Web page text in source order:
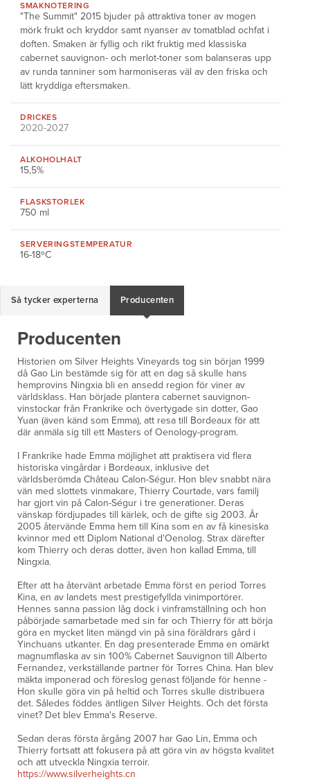
SMAKNOTERING
"The Summit" 2015 bjuder på attraktiva toner av mogen
mörk frukt och kryddor samt nyanser av tomatblad ochfat i
doften. Smaken är fyllig och rikt fruktig med klassiska
cabernet sauvignon- och merlot-toner som balanseras upp
av runda tanniner som harmoniseras väl av den friska och
lätt kryddiga eftersmaken.
DRICKES
2020-2027
ALKOHOLHALT
15,5%
FLASKSTORLEK
750 ml
SERVERINGSTEMPERATUR
16-18ºC
Så tycker experterna Producenten
Producenten
Historien om Silver Heights Vineyards tog sin början 1999
då Gao Lin bestämde sig för att en dag så skulle hans
hemprovins Ningxia bli en ansedd region för viner av
världsklass. Han började plantera cabernet sauvignon-
vinstockar från Frankrike och övertygade sin dotter, Gao
Yuan (även känd som Emma), att resa till Bordeaux för att
där anmäla sig till ett Masters of Oenology-program.
I Frankrike hade Emma möjlighet att praktisera vid flera
historiska vingårdar i Bordeaux, inklusive det
världsberömda Château Calon-Ségur. Hon blev snabbt nära
vän med slottets vinmakare, Thierry Courtade, vars familj
har gjort vin på Calon-Ségur i tre generationer. Deras
vänskap fördjupades till kärlek, och de gifte sig 2003. År
2005 återvände Emma hem till Kina som en av få kinesiska
kvinnor med ett Diplom National d'Oenolog. Strax därefter
kom Thierry och deras dotter, även hon kallad Emma, till
Ningxia.
Efter att ha återvänt arbetade Emma först en period Torres
Kina, en av landets mest prestigefyllda vinimportörer.
Hennes sanna passion låg dock i vinframställning och hon
påbörjade samarbetade med sin far och Thierry för att börja
göra en mycket liten mängd vin på sina föräldrars gård i
Yinchuans utkanter. En dag presenterade Emma en omärkt
magnumflaska av sin 100% Cabernet Sauvignon till Alberto
Fernandez, verkställande partner för Torres China. Han blev
mäkta imponerad och föreslog genast följande för henne -
Hon skulle göra vin på heltid och Torres skulle distribuera
det. Således föddes äntligen Silver Heights. Och det första
vinet? Det blev Emma's Reserve.
Sedan deras första årgång 2007 har Gao Lin, Emma och
Thierry fortsatt att fokusera på att göra vin av högsta kvalitet
och att utveckla Ningxia terroir.
https://www.silverheights.cn